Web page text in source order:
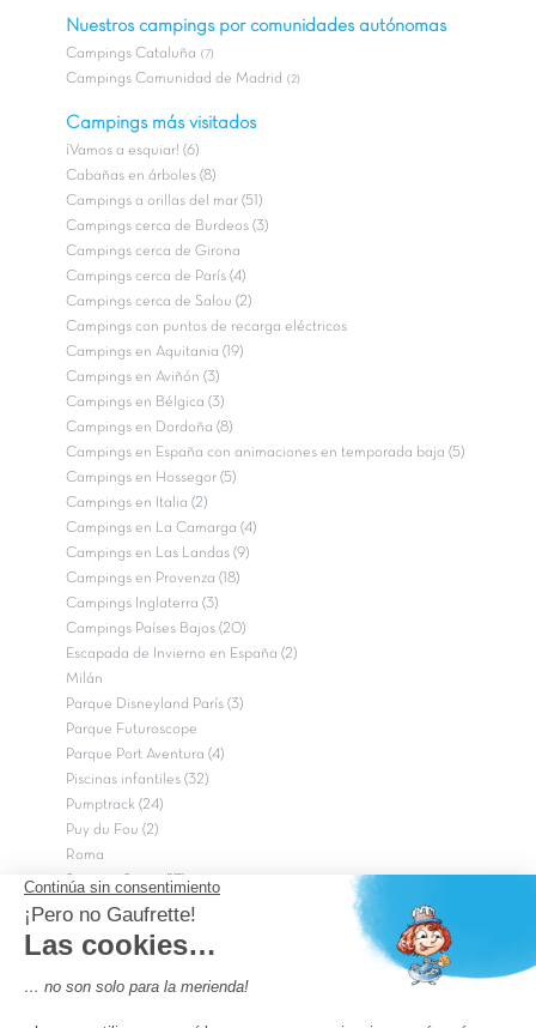
Nuestros campings por comunidades autónomas
Campings Cataluña (7)
Campings Comunidad de Madrid (2)
Campings más visitados
¡Vamos a esquiar! (6)
Cabañas en árboles (8)
Campings a orillas del mar (51)
Campings cerca de Burdeos (3)
Campings cerca de Girona
Campings cerca de París (4)
Campings cerca de Salou (2)
Campings con puntos de recarga eléctricos
Campings en Aquitania (19)
Campings en Aviñón (3)
Campings en Bélgica (3)
Campings en Dordoña (8)
Campings en España con animaciones en temporada baja (5)
Campings en Hossegor (5)
Campings en Italia (2)
Campings en La Camarga (4)
Campings en Las Landas (9)
Campings en Provenza (18)
Campings Inglaterra (3)
Campings Países Bajos (20)
Escapada de Invierno en España (2)
Milán
Parque Disneyland París (3)
Parque Futuroscope
Parque Port Aventura (4)
Piscinas infantiles (32)
Pumptrack (24)
Puy du Fou (2)
Roma
Semana Santa (17)
tripadvisor Traveler’s Choice 2026 (43)
campings niños Francia
Los camping con piscinas en Francia